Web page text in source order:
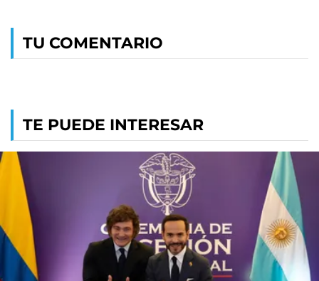
TU COMENTARIO
TE PUEDE INTERESAR